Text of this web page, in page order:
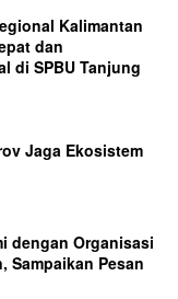
Kalimantan
dan
di SPBU Tanjung
Jaga Ekosistem
dengan Organisasi
Sampaikan Pesan